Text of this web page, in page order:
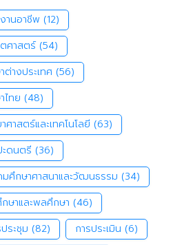
านอาชีพ (12)
ศาสตร์ (54)
ต่างประเทศ (56)
ไทย (48)
ศาสตร์และเทคโนโลยี (63)
ะดนตรี (36)
มศึกษาศาสนาและวัฒนธรรม (34)
ษาและพลศึกษา (46)
ระชุม (82) การประเมิน (6)